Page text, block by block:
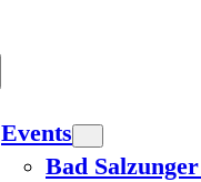
Events
Bad